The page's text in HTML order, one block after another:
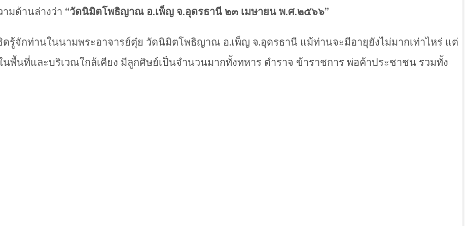
มด้านล่างว่า “วัดนิมิตโพธิญาณ อ.เพ็ญ จ.อุดรธานี ๒๓ เมษายน พ.ศ.๒๕๖๖”
จักท่านในนามพระอาจารย์ตุ๋ย วัดนิมิตโพธิญาณ อ.เพ็ญ จ.อุดรธานี แม้ท่านจะมีอายุยังไม่มากเท่าไหร่ แต่
นที่และบริเวณใกล้เคียง มีลูกศิษย์เป็นจำนวนมากทั้งทหาร ตำราจ ข้าราชการ พ่อค้าประชาชน รวมทั้ง